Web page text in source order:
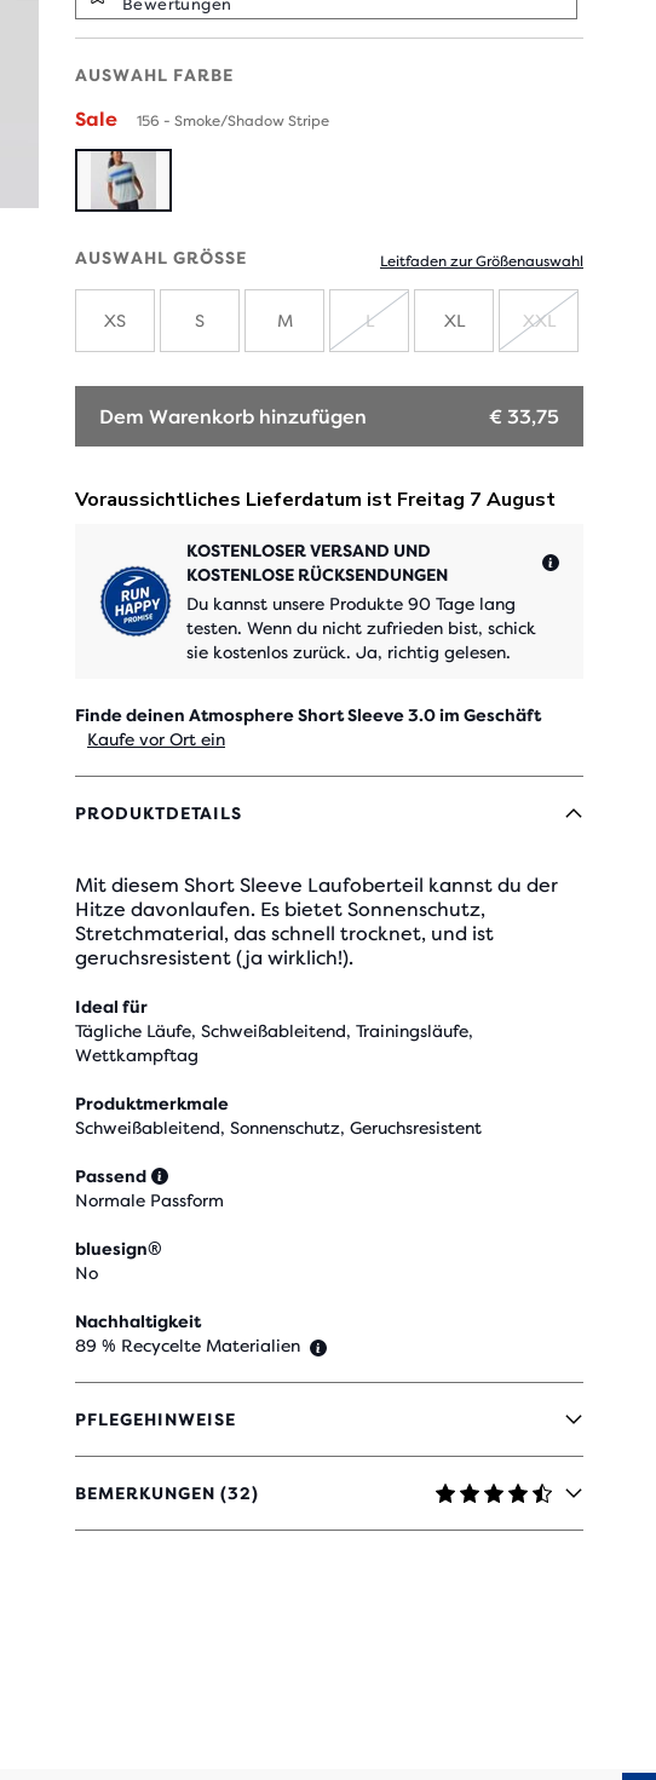
Bewertungen
AUSWAHL FARBE
Sale 156 - Smoke/Shadow Stripe
AUSWAHL GRÖSSE Leitfaden zur Größenauswahl
XS S M
AUSVERKAUFT
L XL XXL
Dem Warenkorb hinzufügen € 33,75
KOSTENLOSER VERSAND UND
KOSTENLOSE RÜCKSENDUNGEN
Du kannst unsere Produkte 90 Tage lang
testen. Wenn du nicht zufrieden bist, schick
sie kostenlos zurück. Ja, richtig gelesen.
Finde deinen Atmosphere Short Sleeve 3.0 im Geschäft
Kaufe vor Ort ein
PRODUKTDETAILS
Mit diesem Short Sleeve Laufoberteil kannst du der
Hitze davonlaufen. Es bietet Sonnenschutz,
Stretchmaterial, das schnell trocknet, und ist
geruchsresistent (ja wirklich!).
Ideal für
Tägliche Läufe, Schweißableitend, Trainingsläufe,
Wettkampftag
Produktmerkmale
Schweißableitend, Sonnenschutz, Geruchsresistent
Passend
Normale Passform
bluesign®
No
Nachhaltigkeit
89 % Recycelte Materialien
PFLEGEHINWEISE
BEMERKUNGEN (32)
4,7
VON